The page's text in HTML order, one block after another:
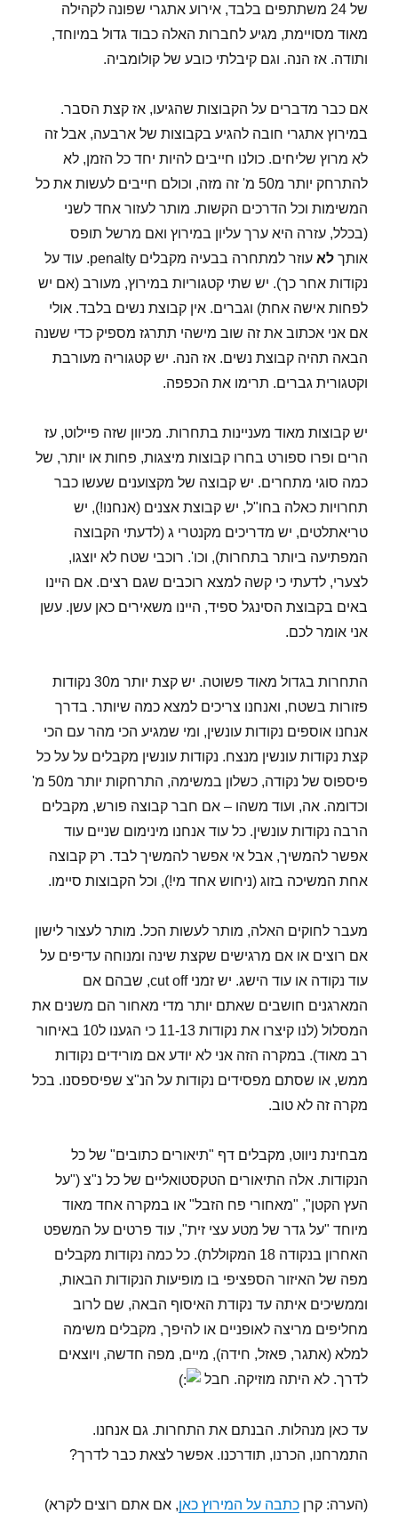
של 24 משתתפים בלבד, אירוע אתגרי שפונה לקהילה
מאוד מסויימת, מגיע לחברות האלה כבוד גדול במיוחד,
ותודה. אז הנה. וגם קיבלתי כובע של קולומביה.
אם כבר מדברים על הקבוצות שהגיעו, אז קצת הסבר.
במירוץ אתגרי חובה להגיע בקבוצות של ארבעה, אבל זה
לא מרוץ שליחים. כולנו חייבים להיות יחד כל הזמן, לא
להתרחק יותר מ50 מ' זה מזה, וכולם חייבים לעשות את כל
המשימות וכל הדרכים הקשות. מותר לעזור אחד לשני
(בכלל, עזרה היא ערך עליון במירוץ ואם מרשל תופס
אותךלא
עוזר למתחרה בבעיה מקבלים penalty. עוד על
נקודות אחר כך). יש שתי קטגוריות במירוץ, מעורב (אם יש
לפחות אישה אחת) וגברים. אין קבוצת נשים בלבד. אולי
אם אני אכתוב את זה שוב מישהי תתרגז מספיק כדי ששנה
הבאה תהיה קבוצת נשים. אז הנה. יש קטגוריה מעורבת
וקטגורית גברים. תרימו את הכפפה.
יש קבוצות מאוד מעניינות בתחרות. מכיוון שזה פיילוט, עז
הרים ופרו ספורט בחרו קבוצות מיצגות, פחות או יותר, של
כמה סוגי מתחרים. יש קבוצה של מקצוענים שעשו כבר
תחרויות כאלה בחו"ל, יש קבוצת אצנים (אנחנו!), יש
טריאתלטים, יש מדריכים מקנטרי ג (לדעתי הקבוצה
המפתיעה ביותר בתחרות), וכו'. רוכבי שטח לא יוצגו,
לצערי, לדעתי כי קשה למצא רוכבים שגם רצים. אם היינו
באים בקבוצת הסינגל ספיד, היינו משאירים כאן עשן. עשן
אני אומר לכם.
התחרות בגדול מאוד פשוטה. יש קצת יותר מ30 נקודות
פזורות בשטח, ואנחנו צריכים למצא כמה שיותר. בדרך
אנחנו אוספים נקודות עונשין, ומי שמגיע הכי מהר עם הכי
קצת נקודות עונשין מנצח. נקודות עונשין מקבלים על על כל
פיספוס של נקודה, כשלון במשימה, התרחקות יותר מ50 מ'
וכדומה. אה, ועוד משהו – אם חבר קבוצה פורש, מקבלים
הרבה נקודות עונשין. כל עוד אנחנו מינימום שניים עוד
אפשר להמשיך, אבל אי אפשר להמשיך לבד. רק קבוצה
אחת המשיכה בזוג (ניחוש אחד מי!), וכל הקבוצות סיימו.
מעבר לחוקים האלה, מותר לעשות הכל. מותר לעצור לישון
אם רוצים או אם מרגישים שקצת שינה ומנוחה עדיפים על
עוד נקודה או עוד הישג. יש זמני cut off, שבהם אם
המארגנים חושבים שאתם יותר מדי מאחור הם משנים את
המסלול (לנו קיצרו את נקודות 11-13 כי הגענו ל10 באיחור
רב מאוד). במקרה הזה אני לא יודע אם מורידים נקודות
ממש, או שסתם מפסידים נקודות על הנ"צ שפיספסנו. בכל
מקרה זה לא טוב.
מבחינת ניווט, מקבלים דף "תיאורים כתובים" של כל
הנקודות. אלה התיאורים הטקסטואליים של כל נ"צ ("על
העץ הקטן", "מאחורי פח הזבל" או במקרה אחד מאוד
מיוחד "על גדר של מטע עצי זית", עוד פרטים על המשפט
האחרון בנקודה 18 המקוללת). כל כמה נקודות מקבלים
מפה של האיזור הספציפי בו מופיעות הנקודות הבאות,
וממשיכים איתה עד נקודת האיסוף הבאה, שם לרוב
מחליפים מריצה לאופניים או להיפך, מקבלים משימה
למלא (אתגר, פאזל, חידה), מיים, מפה חדשה, ויוצאים
לדרך. לא היתה מוזיקה. חבל
עד כאן מנהלות. הבנתם את התחרות. גם אנחנו.
התמרחנו, הכרנו, תודרכנו. אפשר לצאת כבר לדרך?
(הערה: קרןכתבה על המירוץ כאן, אם אתם רוצים לקרא)